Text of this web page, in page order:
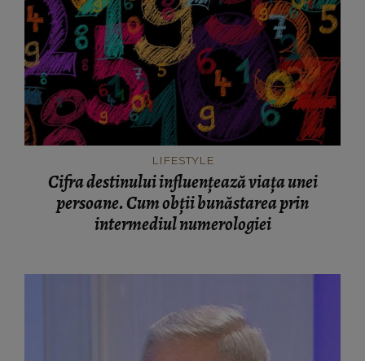
LIFESTYLE
Cifra destinului influențează viața unei
persoane. Cum obții bunăstarea prin
intermediul numerologiei